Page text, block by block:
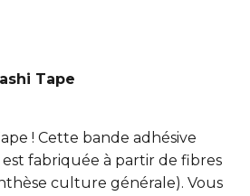
Tape
! Cette bande adhésive
est fabriquée à partir de fibres
culture générale). Vous